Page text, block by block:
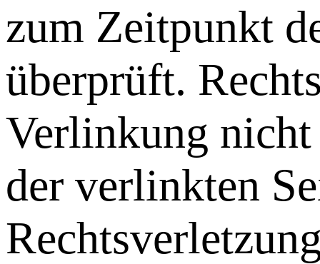
zum Zeitpunkt
überprüft.
Verlinkung
der verlinkten